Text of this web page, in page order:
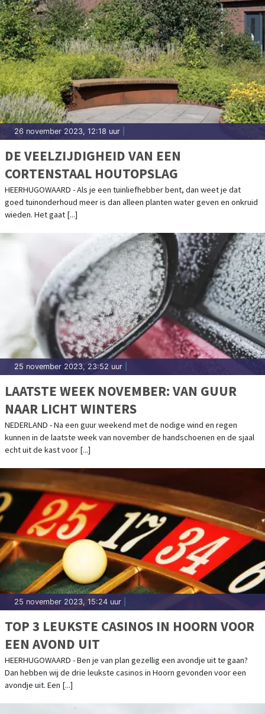
26 november 2023, 12:18 uur
DE VEELZIJDIGHEID VAN EEN
CORTENSTAAL HOUTOPSLAG
HEERHUGOWAARD - Als je een tuinliefhebber bent, dan weet je dat
goed tuinonderhoud meer is dan alleen planten water geven en onkruid
wieden. Het gaat [...]
25 november 2023, 23:52 uur
LAATSTE WEEK NOVEMBER: VAN GUUR
NAAR LICHT WINTERS
NEDERLAND - Na een guur weekend met de nodige wind en regen
kunnen in de laatste week van november de handschoenen en de sjaal
echt uit de kast voor [...]
25 november 2023, 15:24 uur
TOP 3 LEUKSTE CASINOS IN HOORN VOOR
EEN AVOND UIT
HEERHUGOWAARD - Ben je van plan gezellig een avondje uit te gaan?
Dan hebben wij de drie leukste casinos in Hoorn gevonden voor een
avondje uit. Een [...]